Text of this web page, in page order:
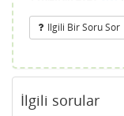
Ilgili Bir Soru Sor
İlgili sorular